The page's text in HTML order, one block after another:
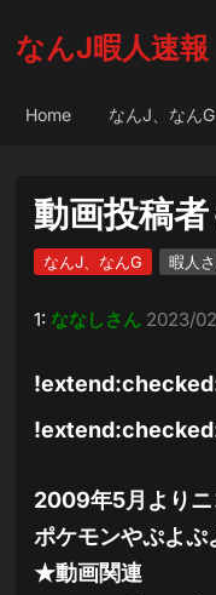
なんJ暇人速報
Home なんJ、なんG
動画投稿
なんJ、なんG 暇人
1: ななしさん 2023/
2009年5月よりニ
ポケモンやぷよ
★動画関連